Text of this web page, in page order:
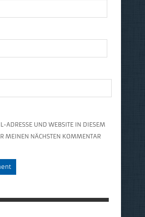
ADRESSE UND WEBSITE IN DIESEM
MEINEN NÄCHSTEN KOMMENTAR